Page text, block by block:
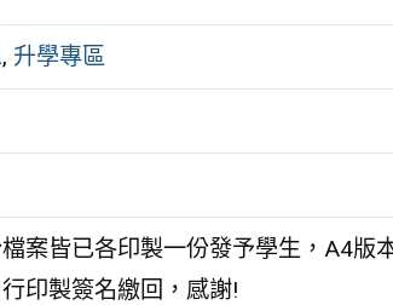
, 升學專區
案皆已各印製一份發予學生，A4
印製簽名繳回，感謝!